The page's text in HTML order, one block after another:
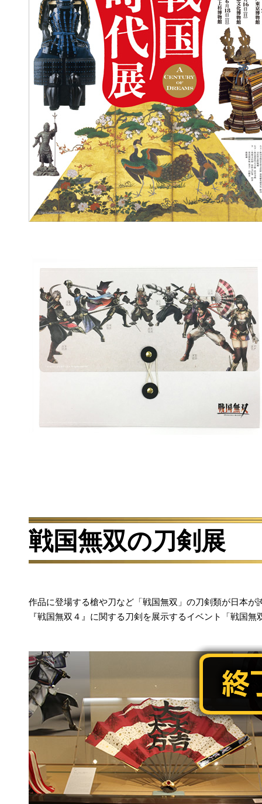
戦国無双の刀剣展
作品に登場する槍や刀など「戦国無双」の刀剣類が日本が
『戦国無双４』に関する刀剣を展示するイベント「戦国